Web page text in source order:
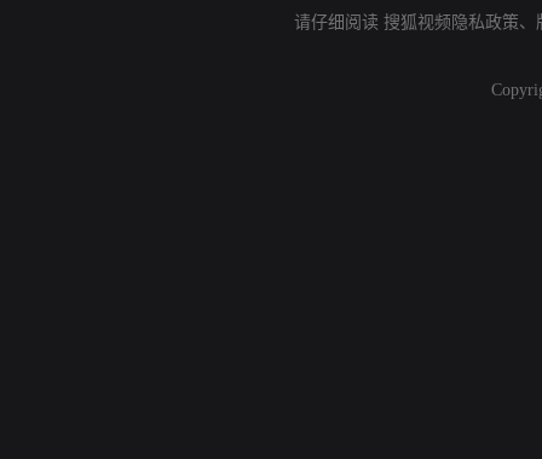
请仔细阅读 搜狐视频隐私政策、